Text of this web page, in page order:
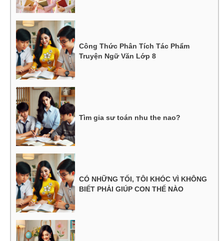
Công Thức Phân Tích Tác Phẩm
Truyện Ngữ Văn Lớp 8
Tìm gia sư toán nhu the nao?
CÓ NHỮNG TỐI, TÔI KHÓC VÌ KHÔNG
BIẾT PHẢI GIÚP CON THẾ NÀO